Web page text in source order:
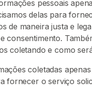
pessoais
delas para
de maneira justa e
consentimento.
coletando e como
coletadas
fornecer o serviço